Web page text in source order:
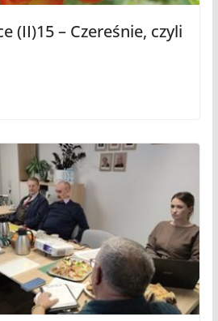
(II)15 – Czereśnie, czyli